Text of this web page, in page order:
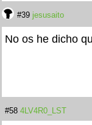
#39 jesusaito
No os he dicho
#58 4LV4R0_LST